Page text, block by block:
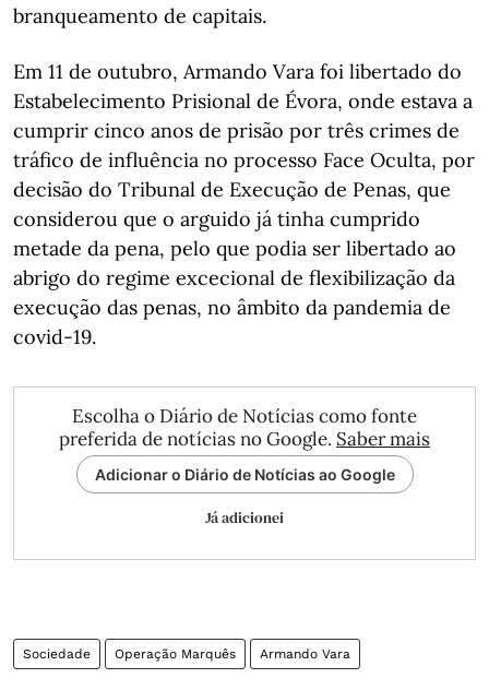
branqueamento de capitais.
Em 11 de outubro, Armando Vara foi libertado do
Estabelecimento Prisional de Évora, onde estava a
cumprir cinco anos de prisão por três crimes de
tráfico de influência no processo Face Oculta, por
decisão do Tribunal de Execução de Penas, que
considerou que o arguido já tinha cumprido
metade da pena, pelo que podia ser libertado ao
abrigo do regime excecional de flexibilização da
execução das penas, no âmbito da pandemia de
covid-19.
Escolha o Diário de Notícias como fonte
preferida de notícias no Google. Saber mais
Adicionar o Diário de Notícias ao Google
Já adicionei
Sociedade Operação Marquês Armando Vara